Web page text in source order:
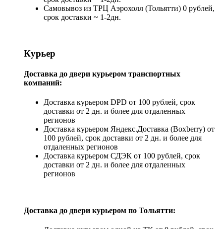
Самовывоз из ТРЦ Аэрохолл (Тольятти) 0 рублей,
срок доставки ~ 1-2дн.
Курьер
Доставка до двери курьером транспортных
компаний:
Доставка курьером DPD от 100 рублей, срок
доставки от 2 дн. и более для отдаленных
регионов
Доставка курьером Яндекс.Доставка (Boxberry) от
100 рублей, срок доставки от 2 дн. и более для
отдаленных регионов
Доставка курьером СДЭК от 100 рублей, срок
доставки от 2 дн. и более для отдаленных
регионов
Доставка до двери курьером по Тольятти: